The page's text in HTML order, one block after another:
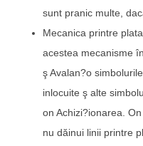
sunt pranic multe,
Mecanica printre
acestea mecanisme
ş Avalan?o
inlocuite ş alte
on Achizi?ionarea.
nu dăinui linii printre